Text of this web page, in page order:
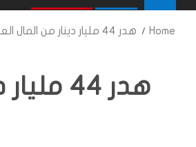
Home هدر 44 مليار دينار من المال العام في معمل سمنت الكوفة وصحة النجف
هدر